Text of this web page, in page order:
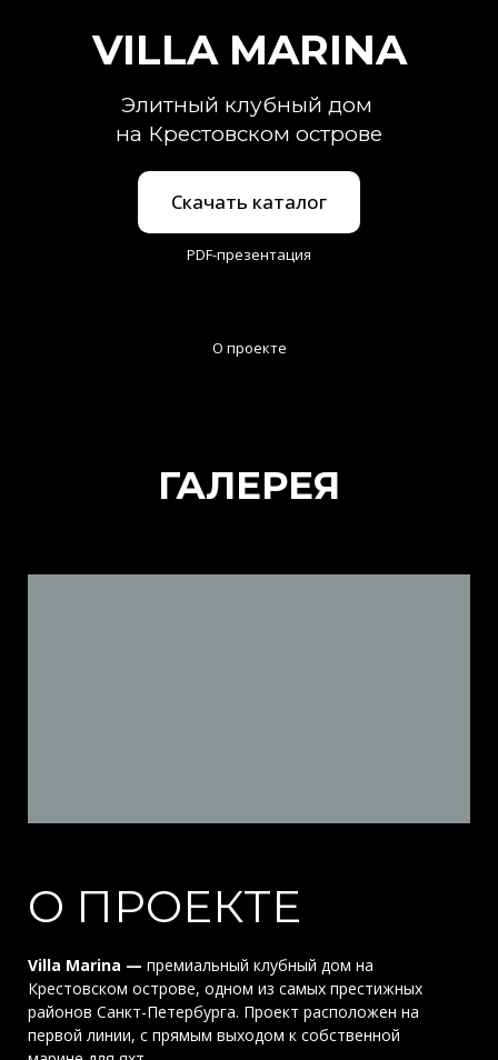
VILLA MARINA
Элитный клубный дом
на Крестовском острове
Скачать каталог
PDF-презентация
О проекте
ГАЛЕРЕЯ
О ПРОЕКТЕ
Villa Marina — премиальный клубный дом на
Крестовском острове, одном из самых престижных
районов Санкт-Петербурга. Проект расположен на
первой линии, с прямым выходом к собственной